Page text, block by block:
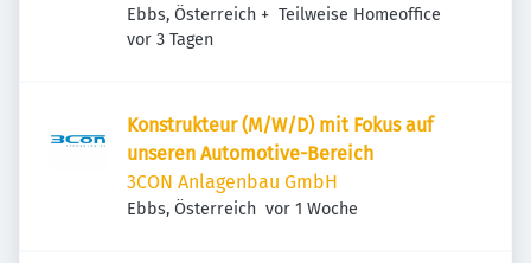
Ebbs, Österreich + Teilweise Homeoffice
Veröffentlicht
vor 3 Tagen
Konstrukteur (M/W/D) mit Fokus auf
unseren Automotive-Bereich
3CON Anlagenbau GmbH
Ebbs, Österreich Veröffentlicht
vor 1 Woche